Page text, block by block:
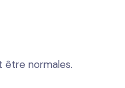
normales.